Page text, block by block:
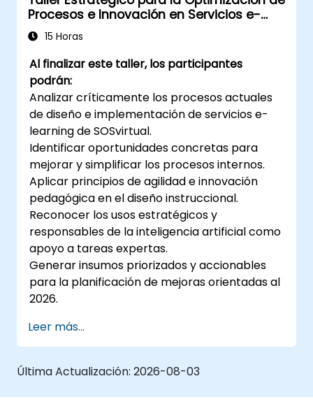
Procesos e Innovación en Servicios e-
Learning de SOSvirtual
15 Horas
Al finalizar este taller, los participantes
podrán:
Analizar críticamente los procesos actuales
de diseño e implementación de servicios e-
learning de SOSvirtual.
Identificar oportunidades concretas para
mejorar y simplificar los procesos internos.
Aplicar principios de agilidad e innovación
pedagógica en el diseño instruccional.
Reconocer los usos estratégicos y
responsables de la inteligencia artificial como
apoyo a tareas expertas.
Generar insumos priorizados y accionables
para la planificación de mejoras orientadas al
2026.
Leer más...
Última Actualización: 2026-08-03